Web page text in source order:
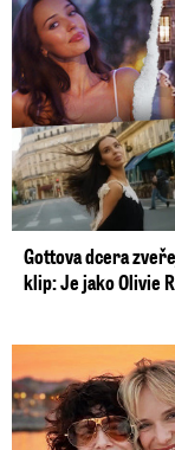
Gottova dcera
klip: Je jako Olivie
Bývalá reportérka